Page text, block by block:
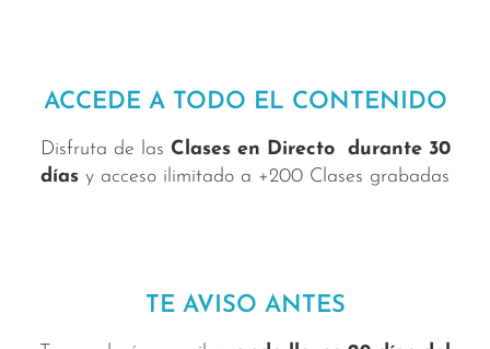
ACCEDE A TODO EL CONTENIDO
Disfruta de las Clases en Directo durante 30
días y acceso ilimitado a +200 Clases grabadas
TE AVISO ANTES